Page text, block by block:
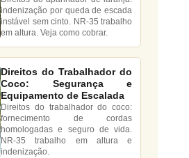
indenização por queda de escada
instável sem cinto. NR-35 trabalho
em altura. Veja como cobrar.
Direitos do Trabalhador do
Coco: Segurança e
Equipamento de Escalada
Direitos do trabalhador do coco:
fornecimento de cordas
homologadas e seguro de vida.
NR-35 trabalho em altura e
indenização.